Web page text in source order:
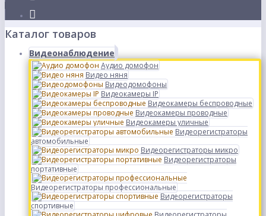
Каталог товаров
Видеонаблюдение
Аудио домофон
Видео няня
Видеодомофоны
Видеокамеры IP
Видеокамеры беспроводные
Видеокамеры проводные
Видеокамеры уличные
Видеорегистраторы
автомобильные
Видеорегистраторы микро
Видеорегистраторы
портативные
Видеорегистраторы профессиональные
Видеорегистраторы
спортивные